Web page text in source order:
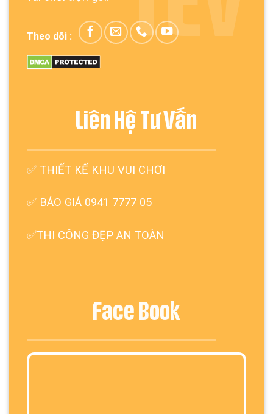
Theo dõi :
Liên Hệ Tư Vấn
✅THIẾT KẾ KHU VUI CHƠI
✅ BÁO GIÁ 0941 7777 05
✅THI CÔNG ĐẸP AN TOÀN
Face Book